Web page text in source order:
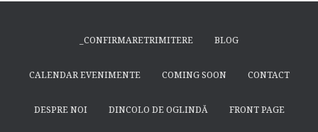
_CONFIRMARETRIMITERE BLOG
CALENDAR EVENIMENTE COMING SOON CONTACT
DESPRE NOI DINCOLO DE OGLINDĂ FRONT PAGE